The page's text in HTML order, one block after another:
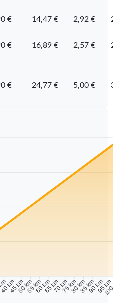
€ 14,47 € 2,92 €
€ 16,89 € 2,57 €
€ 24,77 € 5,00 €
40 km45 km50 km55 km60 km65 km70 km75 km80 km85 km90 km95 km